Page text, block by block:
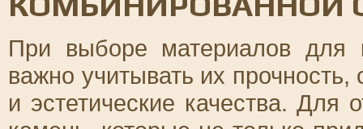
При выборе материалов для
важно учитывать их
и эстетические качества. Для